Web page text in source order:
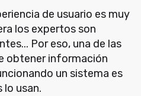
de usuario es muy
los expertos son
Por eso, una de las
obtener información
un sistema es
lo usan.